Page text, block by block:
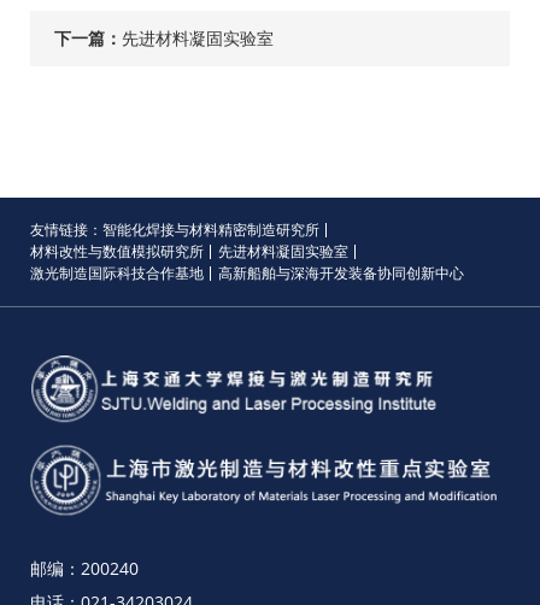
下一篇： 先进材料凝固实验室
友情链接： 智能化焊接与材料精密制造研究所
材料改性与数值模拟研究所
先进材料凝固实验室
激光制造国际科技合作基地
高新船舶与深海开发装备协同创新中心
邮编： 200240